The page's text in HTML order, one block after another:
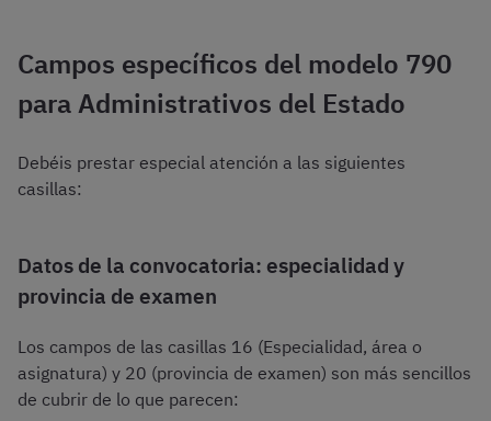
Campos específicos del modelo 790
para Administrativos del Estado
Debéis prestar especial atención a las siguientes
casillas:
Datos de la convocatoria: especialidad y
provincia de examen
Los campos de las casillas 16 (Especialidad, área o
asignatura) y 20 (provincia de examen) son más sencillos
de cubrir de lo que parecen: